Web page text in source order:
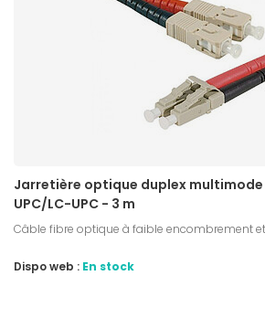
Jarretière optique duplex multimode
UPC/LC-UPC - 3 m
Câble fibre optique à faible encombrement et
Dispo web : En stock